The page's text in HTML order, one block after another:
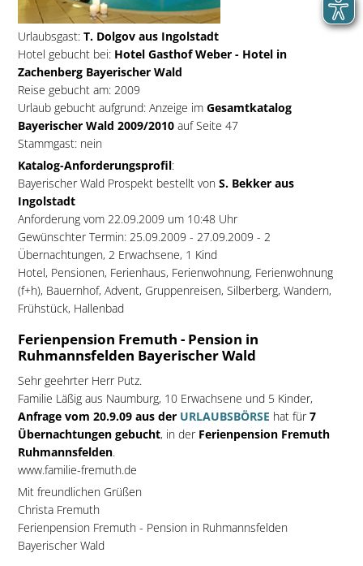
Urlaubsgast:T. Dolgov aus Ingolstadt
Hotel gebucht bei:Hotel Gasthof Weber - Hotel in
Zachenberg Bayerischer Wald
Reise gebucht am: 2009
Urlaub gebucht aufgrund: Anzeige im Gesamtkatalog
Bayerischer Wald 2009/2010auf Seite 47
Stammgast: nein
Katalog-Anforderungsprofil:
Bayerischer Wald Prospekt bestellt von S. Bekker aus
Ingolstadt
Anforderung vom 22.09.2009 um 10:48 Uhr
Gewünschter Termin: 25.09.2009 - 27.09.2009 - 2
Übernachtungen, 2 Erwachsene, 1 Kind
Hotel, Pensionen, Ferienhaus, Ferienwohnung, Ferienwohnung
(f+h), Bauernhof, Advent, Gruppenreisen, Silberberg, Wandern,
Frühstück, Hallenbad
Ferienpension Fremuth - Pension in
Ruhmannsfelden Bayerischer Wald
Sehr geehrter Herr Putz.
Familie Läßig aus Naumburg, 10 Erwachsene und 5 Kinder,
Anfrage vom 20.9.09 aus der URLAUBSBÖRSE hat für7
Übernachtungen gebucht, in der Ferienpension Fremuth
Ruhmannsfelden.
www.familie-fremuth.de
Mit freundlichen Grüßen
Christa Fremuth
Ferienpension Fremuth - Pension in Ruhmannsfelden
Bayerischer Wald